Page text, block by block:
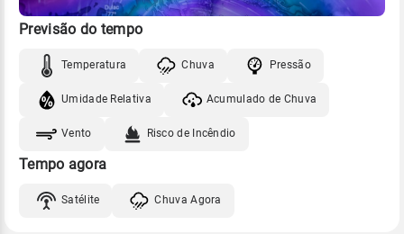
Previsão do tempo
Temperatura Chuva Pressão
Umidade Relativa Acumulado de Chuva
Vento Risco de Incêndio
Tempo agora
Satélite Chuva Agora